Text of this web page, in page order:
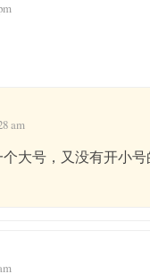
am
大号，又没有开小